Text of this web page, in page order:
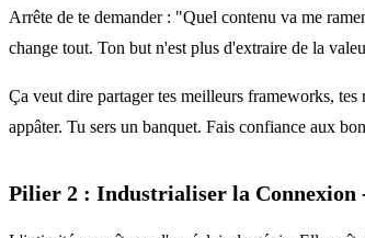
Arrête de te demander : "Quel contenu va me
change tout. Ton but n'est plus d'extraire de la
Ça veut dire partager tes meilleurs frameworks,
appâter. Tu sers un banquet. Fais confiance aux
Pilier 2 : Industrialiser la Connexion